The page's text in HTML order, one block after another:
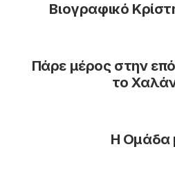
Βιογραφικό
Πάρε μέρος στην
το
Η Ομάδα